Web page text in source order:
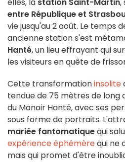
elles, la station Saint-Martin,
entre République et
vie jusqu'au 2 août. Le temps
ancienne station s'est
Hanté, un lieu effrayant qui
les visiteurs en quête de
Cette transformationinsolite
tendue de 75 mètres de long
du Manoir Hanté, avec ses
sous forme de portraits.
mariée fantomatiquequi
expérience éphémèrequi ne
mais qui promet d'être